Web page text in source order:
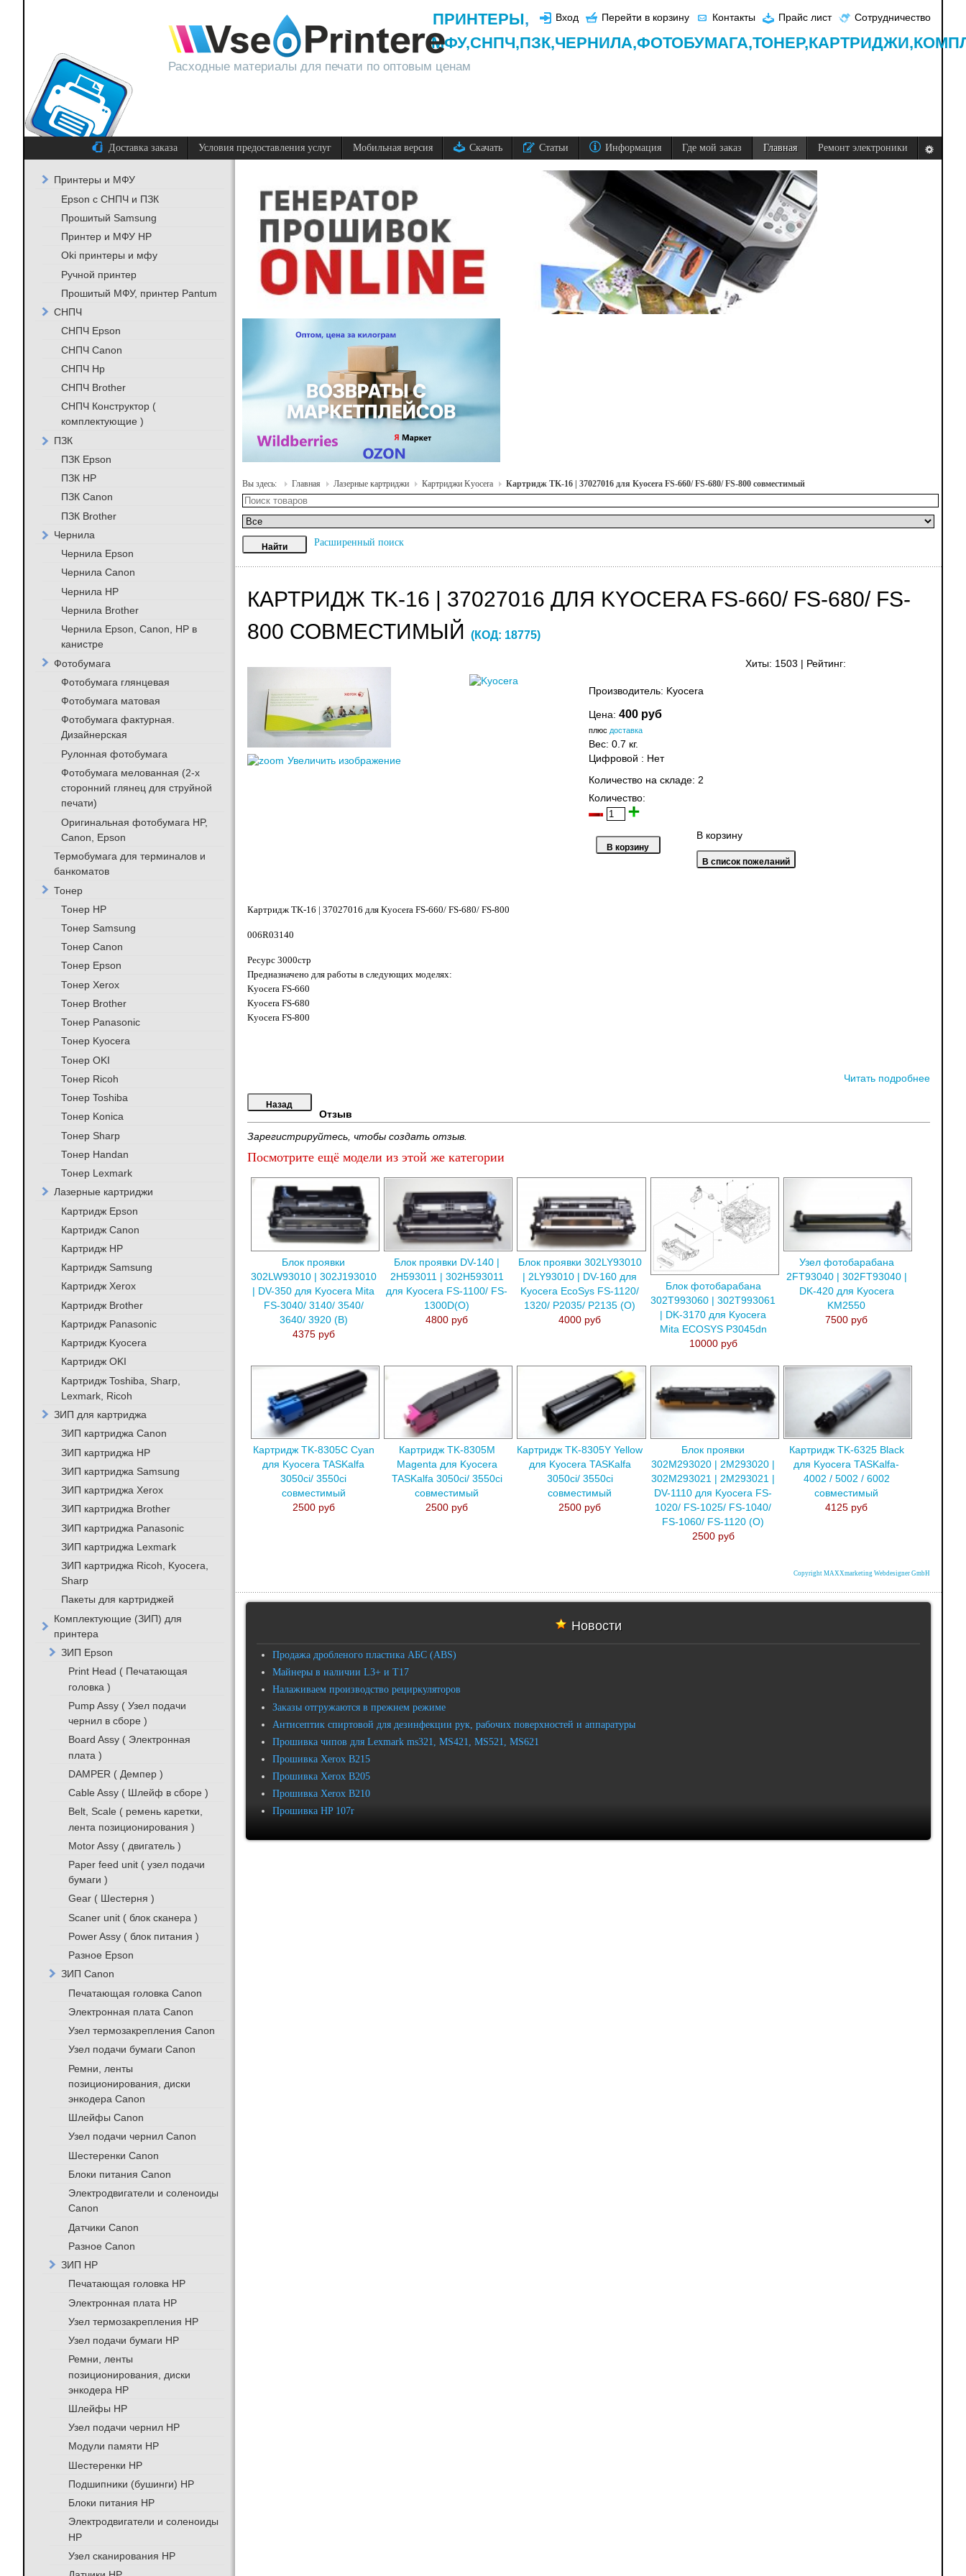
Расходные материалы для печати по оптовым ценам
Вход Перейти в корзину Контакты Прайс лист Сотрудничество
ПРИНТЕРЫ,
МФУ,СНПЧ,ПЗК,ЧЕРНИЛА,ФОТОБУМАГА,ТОНЕР,КАРТРИДЖИ,
Доставка заказа Условия предоставления услуг Мобильная версия Скачать Статьи Информация Где мой заказ Главная Ремонт электроники
Вы здесь: Главная Лазерные картриджи Картриджи Kyocera Картридж TK-16 | 37027016 для Kyocera FS-660/ FS-680/ FS-800 совместимый
Расширенный поиск
КАРТРИДЖ TK-16 | 37027016 ДЛЯ KYOCERA FS-660/ FS-680/ FS-
800 СОВМЕСТИМЫЙ (КОД: 18775)
Хиты: 1503 Рейтинг:
Увеличить изображение
Производитель: Kyocera
Цена: 400 руб
плюс доставка
Вес: 0.7 кг.
Цифровой : Нет
Количество на складе: 2
Количество:
В корзину
Картридж TK-16 | 37027016 для Kyocera FS-660/ FS-680/ FS-800
006R03140
Ресурс 3000стр
Предназначено для работы в следующих моделях:
Kyocera FS-660
Kyocera FS-680
Kyocera FS-800
Читать подробнее
Отзыв
Зарегистрируйтесь, чтобы создать отзыв.
Посмотрите ещё модели из этой же категории
Блок проявки
302LW93010 | 302J193010
| DV-350 для Kyocera Mita
FS-3040/ 3140/ 3540/
3640/ 3920 (В)
4375 руб
Блок проявки DV-140 |
2H593011 | 302H593011
для Kyocera FS-1100/ FS-
1300D(О)
4800 руб
Блок проявки 302LY93010
| 2LY93010 | DV-160 для
Kyocera EcoSys FS-1120/
1320/ P2035/ P2135 (О)
4000 руб
Блок фотобарабана
302T993060 | 302T993061
| DK-3170 для Kyocera
Mita ECOSYS P3045dn
10000 руб
Узел фотобарабана
2FT93040 | 302FT93040 |
DK-420 для Kyocera
KM2550
7500 руб
Картридж TK-8305С Cyan
для Kyocera TASKalfa
3050ci/ 3550ci
совместимый
2500 руб
Картридж TK-8305M
Magenta для Kyocera
TASKalfa 3050ci/ 3550ci
совместимый
2500 руб
Картридж TK-8305Y Yellow
для Kyocera TASKalfa
3050ci/ 3550ci
совместимый
2500 руб
Блок проявки
302M293020 | 2M293020 |
302M293021 | 2M293021 |
DV-1110 для Kyocera FS-
1020/ FS-1025/ FS-1040/
FS-1060/ FS-1120 (O)
2500 руб
Картридж TK-6325 Black
для Kyocera TASKalfa-
4002 / 5002 / 6002
совместимый
4125 руб
Copyright MAXXmarketing Webdesigner GmbH
Новости
Продажа дробленого пластика АБС (ABS)
Майнеры в наличии L3+ и T17
Налаживаем производство рециркуляторов
Заказы отгружаются в прежнем режиме
Антисептик спиртовой для дезинфекции рук, рабочих поверхностей и аппаратуры
Прошивка чипов для Lexmark ms321, MS421, MS521, MS621
Прошивка Xerox B215
Прошивка Xerox B205
Прошивка Xerox B210
Прошивка HP 107r
Принтеры и МФУ
Epson с СНПЧ и ПЗК
Прошитый Samsung
Принтер и МФУ HP
Oki принтеры и мфу
Ручной принтер
Прошитый МФУ, принтер Pantum
СНПЧ
СНПЧ Epson
СНПЧ Canon
СНПЧ Hp
СНПЧ Brother
СНПЧ Конструктор (
комплектующие )
ПЗК
ПЗК Epson
ПЗК HP
ПЗК Canon
ПЗК Brother
Чернила
Чернила Epson
Чернила Canon
Чернила HP
Чернила Brother
Чернила Epson, Canon, HP в
канистре
Фотобумага
Фотобумага глянцевая
Фотобумага матовая
Фотобумага фактурная.
Дизайнерская
Рулонная фотобумага
Фотобумага мелованная (2-х
сторонний глянец для струйной
печати)
Оригинальная фотобумага HP,
Canon, Epson
Термобумага для терминалов и
банкоматов
Тонер
Тонер HP
Тонер Samsung
Тонер Canon
Тонер Epson
Тонер Xerox
Тонер Brother
Тонер Panasonic
Тонер Kyocera
Тонер OKI
Тонер Ricoh
Тонер Toshiba
Тонер Konica
Тонер Sharp
Тонер Handan
Тонер Lexmark
Лазерные картриджи
Картридж Epson
Картридж Canon
Картридж HP
Картридж Samsung
Картридж Xerox
Картридж Brother
Картридж Panasonic
Картридж Kyocera
Картридж OKI
Картридж Toshiba, Sharp,
Lexmark, Ricoh
ЗИП для картриджа
ЗИП картриджа Canon
ЗИП картриджа HP
ЗИП картриджа Samsung
ЗИП картриджа Xerox
ЗИП картриджа Brother
ЗИП картриджа Panasonic
ЗИП картриджа Lexmark
ЗИП картриджа Ricoh, Kyocera,
Sharp
Пакеты для картриджей
Комплектующие (ЗИП) для
принтера
ЗИП Epson
Print Head ( Печатающая
головка )
Pump Assy ( Узел подачи
чернил в сборе )
Board Assy ( Электронная
плата )
DAMPER ( Демпер )
Cable Assy ( Шлейф в сборе )
Belt, Scale ( ремень каретки,
лента позиционирования )
Motor Assy ( двигатель )
Paper feed unit ( узел подачи
бумаги )
Gear ( Шестерня )
Scaner unit ( блок сканера )
Power Assy ( блок питания )
Разное Epson
ЗИП Canon
Печатающая головка Canon
Электронная плата Canon
Узел термозакрепления Canon
Узел подачи бумаги Canon
Ремни, ленты
позиционирования, диски
энкодера Canon
Шлейфы Canon
Узел подачи чернил Canon
Шестеренки Canon
Блоки питания Canon
Электродвигатели и соленоиды
Canon
Датчики Canon
Разное Canon
ЗИП HP
Печатающая головка HP
Электронная плата HP
Узел термозакрепления HP
Узел подачи бумаги HP
Ремни, ленты
позиционирования, диски
энкодера HP
Шлейфы HP
Узел подачи чернил HP
Модули памяти HP
Шестеренки HP
Подшипники (бушинги) HP
Блоки питания HP
Электродвигатели и соленоиды
HP
Узел сканирования HP